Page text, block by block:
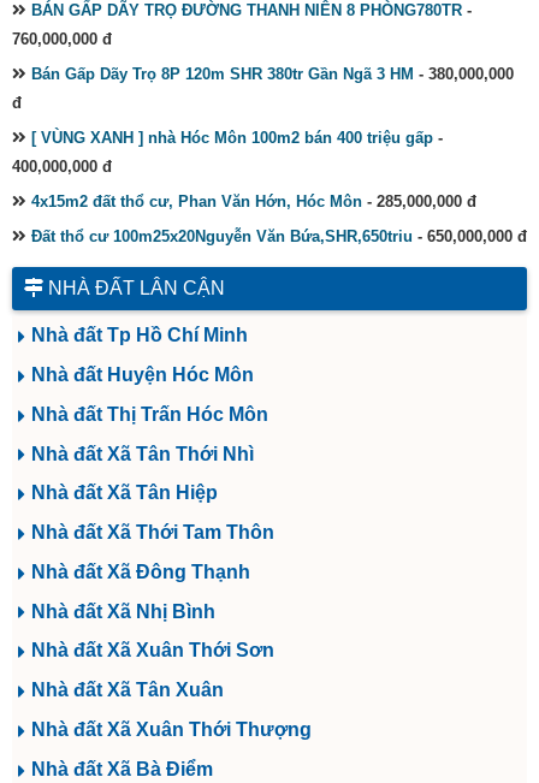
BÁN GẤP DÃY TRỌ ĐƯỜNG THANH NIÊN 8 PHÒNG780TR -
760,000,000 đ
Bán Gấp Dãy Trọ 8P 120m SHR 380tr Gần Ngã 3 HM - 380,000,000
đ
[ VÙNG XANH ] nhà Hóc Môn 100m2 bán 400 triệu gấp -
400,000,000 đ
4x15m2 đất thổ cư, Phan Văn Hớn, Hóc Môn - 285,000,000 đ
Đất thổ cư 100m25x20Nguyễn Văn Bứa,SHR,650triu - 650,000,000 đ
NHÀ ĐẤT LÂN CẬN
Nhà đất Tp Hồ Chí Minh
Nhà đất Huyện Hóc Môn
Nhà đất Thị Trấn Hóc Môn
Nhà đất Xã Tân Thới Nhì
Nhà đất Xã Tân Hiệp
Nhà đất Xã Thới Tam Thôn
Nhà đất Xã Đông Thạnh
Nhà đất Xã Nhị Bình
Nhà đất Xã Xuân Thới Sơn
Nhà đất Xã Tân Xuân
Nhà đất Xã Xuân Thới Thượng
Nhà đất Xã Bà Điểm